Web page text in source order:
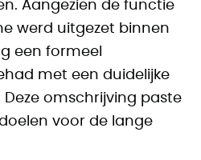
Aangezien de functie
werd uitgezet binnen
een formeel
met een duidelijke
omschrijving paste
voor de lange